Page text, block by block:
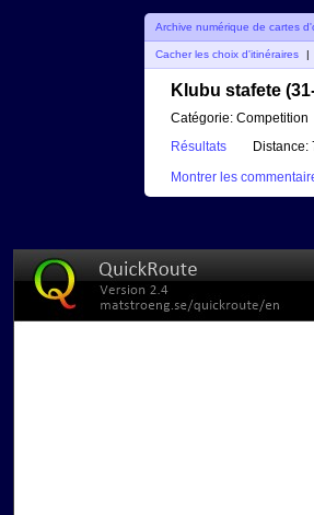
Archive numérique de cartes
Cacher les choix d'itinéraires
Klubu stafete
Catégorie: Competition
Résultats
Distance:
Montrer les